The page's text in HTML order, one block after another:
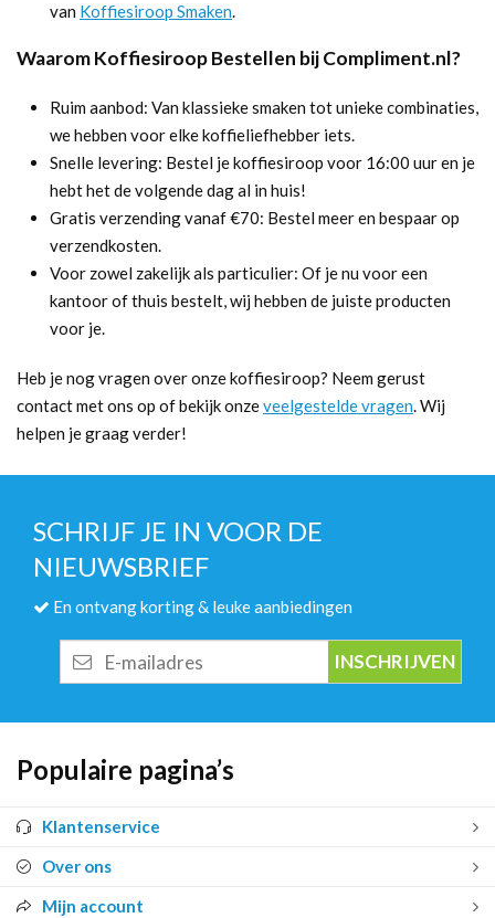
van Koffiesiroop Smaken.
Waarom Koffiesiroop Bestellen bij Compliment.nl?
Ruim aanbod: Van klassieke smaken tot unieke combinaties,
we hebben voor elke koffieliefhebber iets.
Snelle levering: Bestel je koffiesiroop voor 16:00 uur en je
hebt het de volgende dag al in huis!
Gratis verzending vanaf €70: Bestel meer en bespaar op
verzendkosten.
Voor zowel zakelijk als particulier: Of je nu voor een
kantoor of thuis bestelt, wij hebben de juiste producten
voor je.
Heb je nog vragen over onze koffiesiroop? Neem gerust
contact met ons op of bekijk onzeveelgestelde vragen. Wij
helpen je graag verder!
SCHRIJF JE IN VOOR DE
NIEUWSBRIEF
En ontvang korting & leuke aanbiedingen
mailadres
Populaire pagina’s
Klantenservice
Over ons
Mijn account